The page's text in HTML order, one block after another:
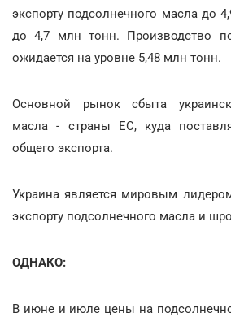
экспорту подсолнечного масла до
до 4,7 млн тонн. Производство
ожидается на уровне 5,48 млн тонн.
Основной рынок сбыта
масла - страны ЕС, куда
общего экспорта.
Украина является мировым
экспорту подсолнечного масла и
ОДНАКО:
В июне и июле цены на